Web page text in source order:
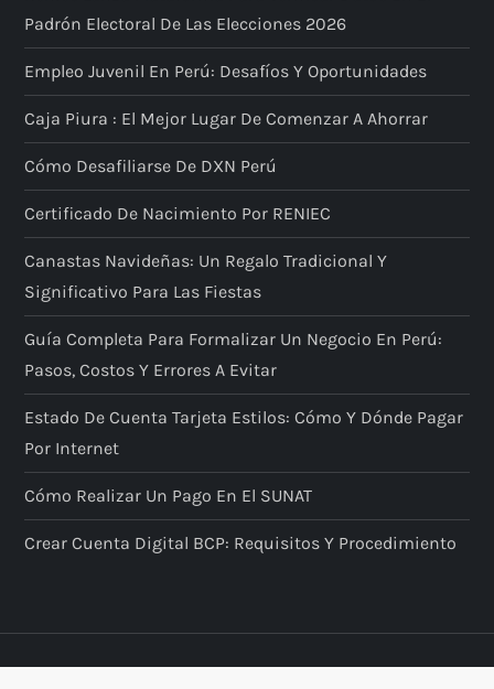
Padrón Electoral De Las Elecciones 2026
Empleo Juvenil En Perú: Desafíos Y Oportunidades
Caja Piura : El Mejor Lugar De Comenzar A Ahorrar
Cómo Desafiliarse De DXN Perú
Certificado De Nacimiento Por RENIEC
Canastas Navideñas: Un Regalo Tradicional Y
Significativo Para Las Fiestas
Guía Completa Para Formalizar Un Negocio En Perú:
Pasos, Costos Y Errores A Evitar
Estado De Cuenta Tarjeta Estilos: Cómo Y Dónde Pagar
Por Internet
Cómo Realizar Un Pago En El SUNAT
Crear Cuenta Digital BCP: Requisitos Y Procedimiento